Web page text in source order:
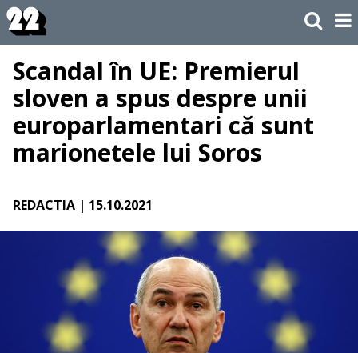
Scandal în UE: Premierul
sloven a spus despre unii
europarlamentari că sunt
marionetele lui Soros
REDACTIA | 15.10.2021